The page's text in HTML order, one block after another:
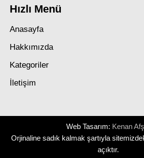
Hızlı Menü
Anasayfa
Hakkımızda
Kategoriler
İletişim
Web Tasarım: Kenan
Orjinaline sadık kalmak şartıyla
açıktır.